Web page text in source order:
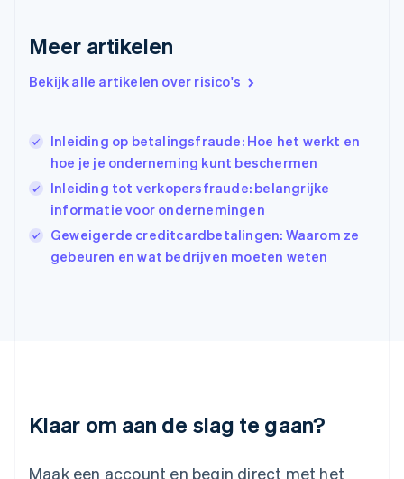
Meer artikelen
Bekijk alle artikelen over risico's
Inleiding op betalingsfraude: Hoe het werkt en
hoe je je onderneming kunt beschermen
Inleiding tot verkopersfraude: belangrijke
informatie voor ondernemingen
Geweigerde creditcardbetalingen: Waarom ze
gebeuren en wat bedrijven moeten weten
Klaar om aan de slag te gaan?
Maak een account en begin direct met het
Hongkong SAR, China
English简体中文
Ierland
English
Italië
Italiano English
Japan
English
Kroatië
EnglishItaliano
Letland
English简体中文